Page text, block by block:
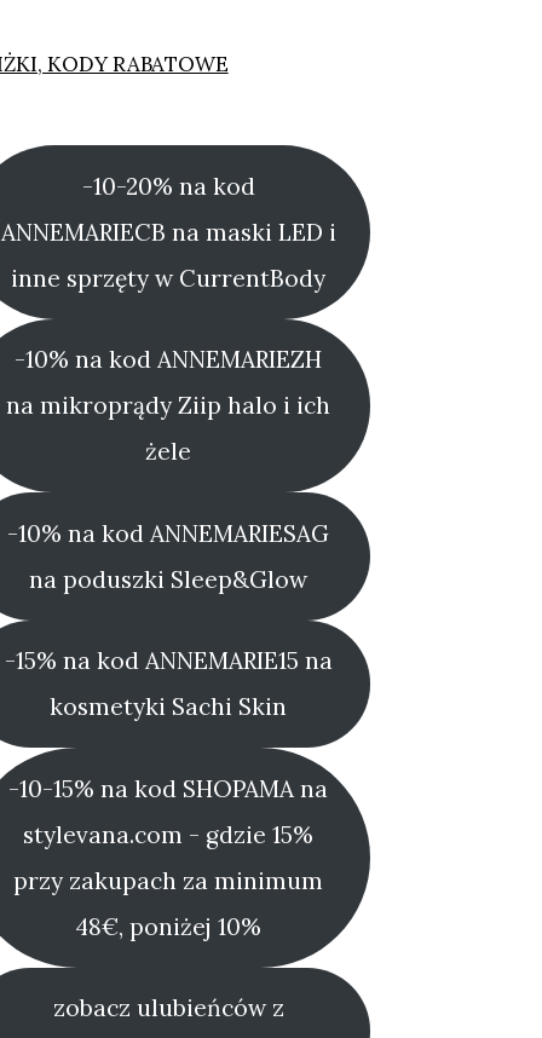
KODY RABATOWE
-10-20% na kod
ANNEMARIECB na maski LED i
inne sprzęty w CurrentBody
-10% na kod ANNEMARIEZH
na mikroprądy Ziip halo i ich
żele
-10% na kod ANNEMARIESAG
na poduszki Sleep&Glow
-15% na kod ANNEMARIE15 na
kosmetyki Sachi Skin
-10-15% na kod SHOPAMA na
stylevana.com - gdzie 15%
przy zakupach za minimum
48€, poniżej 10%
zobacz ulubieńców z